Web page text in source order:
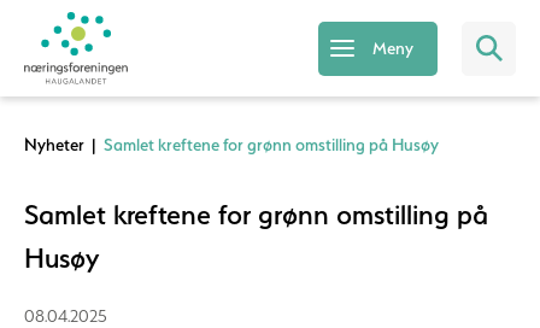
Meny
Nyheter | Samlet kreftene for grønn omstilling på Husøy
Samlet kreftene for grønn omstilling på
Husøy
08.04.2025